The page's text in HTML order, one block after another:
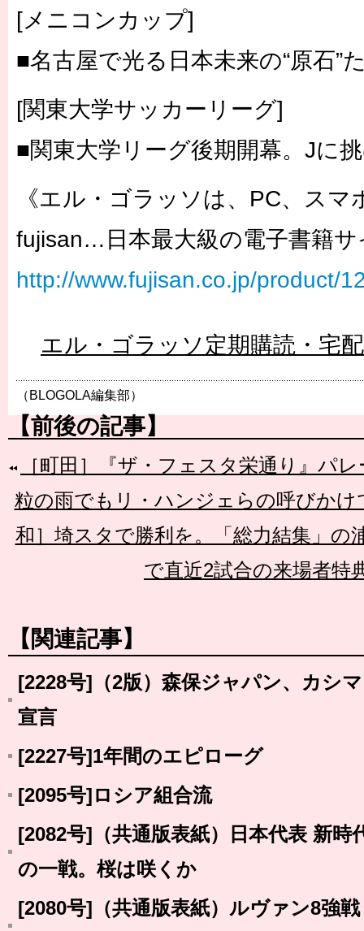
[メニコンカップ]
■名古屋で光る日本未来の“原石”
[関東大学サッカーリーグ]
■関東大学リーグ後期開幕。Jに
《エル・ゴラッソは、PC、スマ
fujisan…日本最大級の電子書籍サ
http://www.fujisan.co.jp/product/
エル・ゴラッソ定期購読・宅
（BLOGOLA編集部）
【前後の記事】
［町田］『ザ・フェスタ栄通り』パ
粒の雨でもリ・ハンジェらの呼びか
和］埼スタで勝利を。「総力結集」の
で直近2試合の来場者特
【関連記事】
[2228号]（2版）森保ジャパン、カシ
宣言
[2227号]1年間のエピローグ
[2095号]ロシア組合流
[2082号]（共通版表紙）日本代表 新時
の一戦。桜は咲くか
[2080号]（共通版表紙）ルヴァン8強